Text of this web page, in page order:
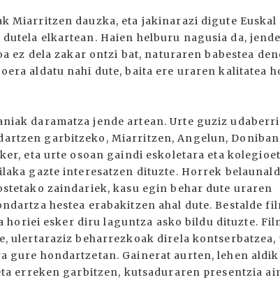
Miarritzen dauzka, eta jakinarazi digute Euskal
elkartean. Haien helburu nagusia da,
ez dela zakar ontzi bat, naturaren babestea
aldatu nahi dute, baita ere uraren kalitatea
daramatza jende artean. Urte guziz udaberri
garbitzeko, Miarritzen, Angelun,
eta urte osoan gaindi eskoletara eta
gazte interesatzen dituzte. Horrek
zaindariek, kasu egin behar dute uraren
hestea erabakitzen ahal dute. Bestalde
horiei esker diru laguntza asko bildu dituzte.
ulertaraziz beharrezkoak direla kontserbatzea,
gure hondartzetan. Gainerat aurten, lehen
erreken garbitzen, kutsaduraren presentzia